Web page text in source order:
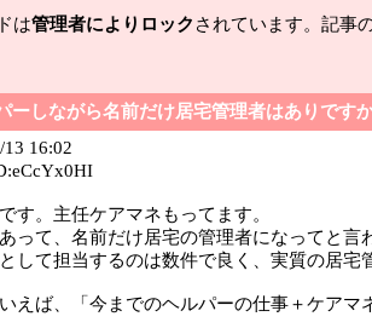
は管理者によりロック されています。記事
ーしながら名前だけ居宅管理者はありです
13 16:02
す。主任ケアマネもってます。
って、名前だけ居宅の管理者になってと言
して担当するのは数件で良く、実質の居
えば、「今までのヘルパーの仕事＋ケア